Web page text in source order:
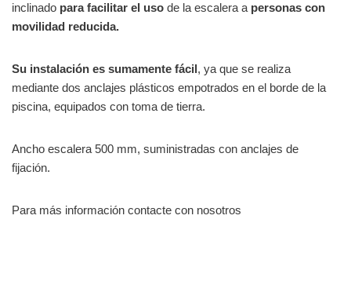
inclinado para facilitar el uso de la escalera a personas con
movilidad reducida.
Su instalación es sumamente fácil, ya que se realiza
mediante dos anclajes plásticos empotrados en el borde de la
piscina, equipados con toma de tierra.
Ancho escalera 500 mm, suministradas con anclajes de
fijación.
Para más información contacte con nosotros